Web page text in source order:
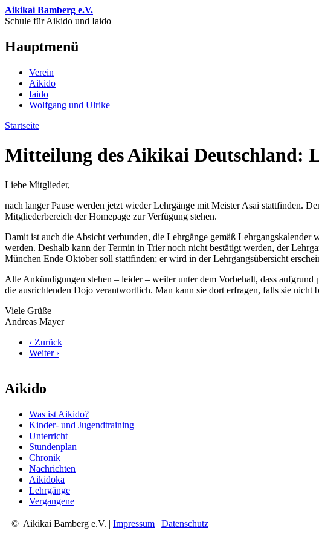
Direkt zum Inhalt
Aikikai Bamberg e.V.
Schule für Aikido und Iaido
Hauptmenü
Verein
Aikido
Iaido
Wolfgang und Ulrike
Startseite
Mitteilung des Aikikai Deutschland:
Liebe Mitglieder,
nach langer Pause werden jetzt wieder Lehrgänge mit Meister Asai stattfinden.
Mitgliederbereich der Homepage zur Verfügung stehen.
Damit ist auch die Absicht verbunden, die Lehrgänge gemäß
werden. Deshalb kann der Termin in Trier noch nicht bestätigt werden, der
München Ende Oktober soll stattfinden; er wird in der Lehrgangsübersicht
Alle Ankündigungen stehen – leider – weiter unter dem Vorbehalt, dass
die ausrichtenden Dojo verantwortlich. Man kann sie dort erfragen, falls sie nicht
Viele Grüße
Andreas Mayer
‹ Zurück
Weiter ›
Aikido
Was ist Aikido?
Kinder- und Jugendtraining
Unterricht
Stundenplan
Chronik
Nachrichten
Aikidoka
Lehrgänge
Vergangene
© Aikikai Bamberg e.V. | Impressum | Datenschutz